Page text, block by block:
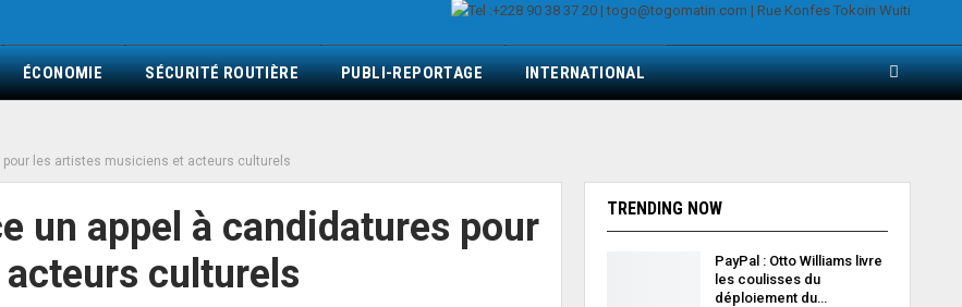
ÉCONOMIE SÉCURITÉ ROUTIÈRE PUBLI-REPORTAGE INTERNATIONAL
pour les artistes musiciens et acteurs culturels
un appel à candidatures pour
culturels
TRENDING NOW
PayPal : Otto Williams livre
les coulisses du
déploiement du…